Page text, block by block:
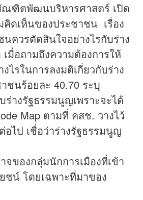
ฑิตพัฒนบริหารศาสตร์ เปิด
คิดเห็นของประชาชน เรื่อง
ควรตัดสินใจอย่างไรกับร่าง
มื่อถามถึงความต้องการให้
ไรในการลงมติเกี่ยวกับร่าง
ชนร้อยละ 40.70 ระบุ
ร่างรัฐธรรมนูญเพราะจะได้
Map ตามที่ คสช. วางไว้
อไป เชื่อว่าร่างรัฐธรรมนูญ
จของกลุ่มนักการเมืองที่เข้า
ชน์ โดยเฉพาะที่มาของ